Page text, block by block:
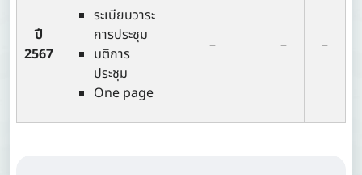
ปี
2567
ระเบียบวาระ
การประชุม
มติการ
ประชุม
One page
– – –